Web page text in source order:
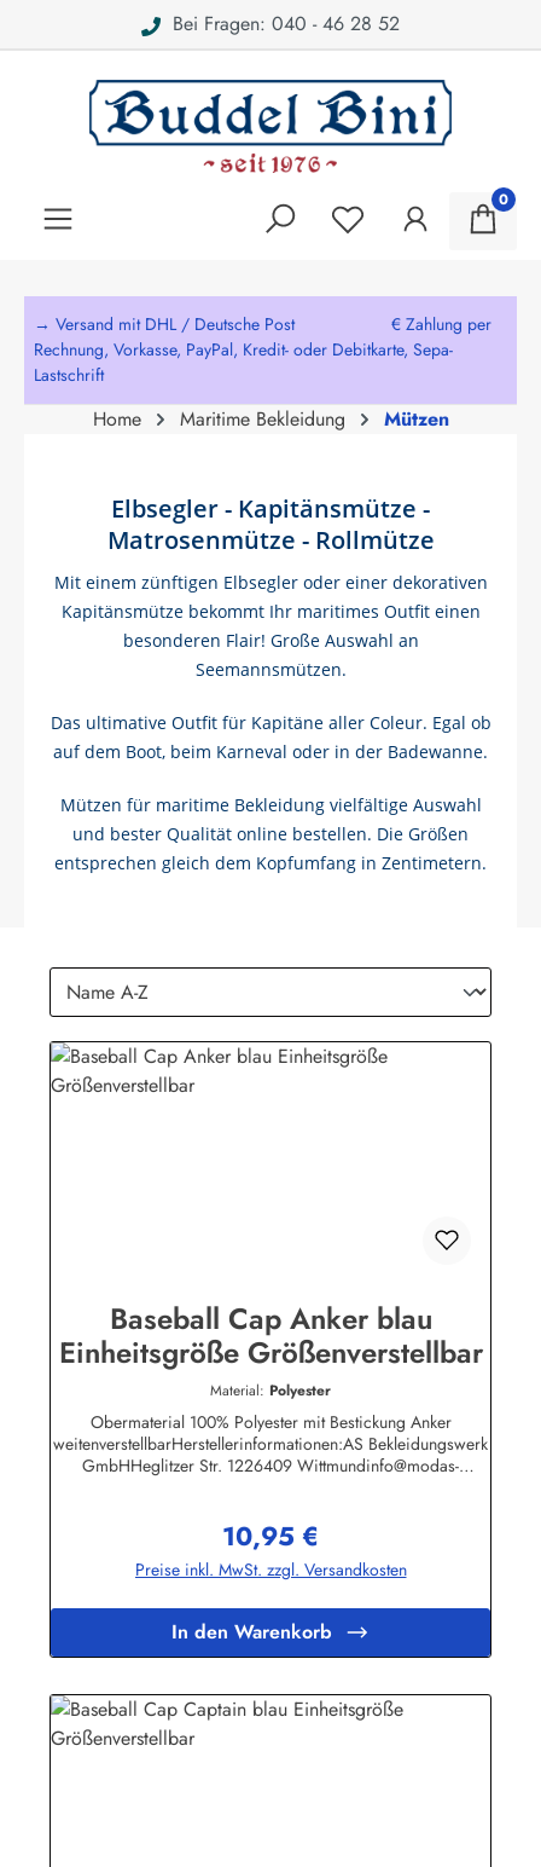
Bei Fragen: 040 - 46 28 52
0
→ Versand mit DHL / Deutsche Post € Zahlung per
Rechnung, Vorkasse, PayPal, Kredit- oder Debitkarte, Sepa-
Lastschrift
Home Maritime Bekleidung Mützen
Elbsegler - Kapitänsmütze -
Matrosenmütze - Rollmütze
Mit einem zünftigen Elbsegler oder einer dekorativen
Kapitänsmütze bekommt Ihr maritimes Outfit einen
besonderen Flair! Große Auswahl an
Seemannsmützen.
Das ultimative Outfit für Kapitäne aller Coleur. Egal ob
auf dem Boot, beim Karneval oder in der Badewanne.
Mützen für maritime Bekleidung vielfältige Auswahl
und bester Qualität online bestellen. Die Größen
entsprechen gleich dem Kopfumfang in Zentimetern.
Baseball Cap Anker blau
Einheitsgröße Größenverstellbar
Material: Polyester
Obermaterial 100% Polyester mit Bestickung Anker
weitenverstellbarHerstellerinformationen:AS Bekleidungswerk
GmbHHeglitzer Str. 1226409 Wittmundinfo@modas-
Regulärer Preis:
10,95 €
Preise inkl. MwSt. zzgl. Versandkosten
In den Warenkorb